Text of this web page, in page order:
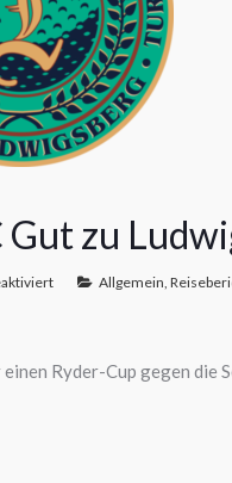
Gut zu
Allgemein
Ryder-Cup gegen die